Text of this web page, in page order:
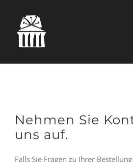
springen
Nehmen Sie
uns auf.
Falls Sie Fragen zu Ihrer